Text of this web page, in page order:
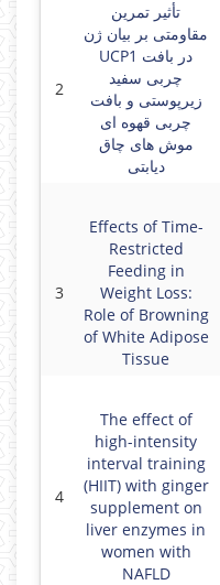
2
تأثیر تمرین
مقاومتی بر بیان ژن
UCP1 در بافت
چربی سفید
زیرپوستی و بافت
چربی قهوه ای
موش های چاق
دیابتی
3
Effects of Time-
Restricted
Feeding in
Weight Loss:
Role of Browning
of White Adipose
Tissue
4
The effect of
high-intensity
interval training
(HIIT) with ginger
supplement on
liver enzymes in
women with
NAFLD